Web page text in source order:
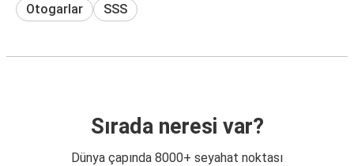
Otogarlar SSS
Sırada neresi var?
Dünya çapında 8000+ seyahat noktası